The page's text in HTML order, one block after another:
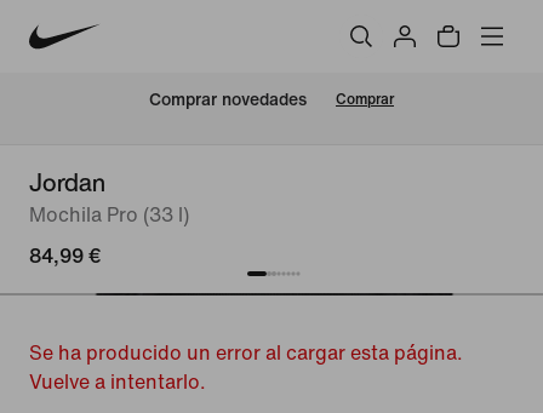
Comprar novedades Comprar
Jordan
Mochila Pro (33 l)
84,99 €
Se ha producido un error al cargar esta página.
Vuelve a intentarlo.